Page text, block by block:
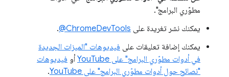
مطوّري البرامج".
يمكنك نشر تغريدة على ‎@ChromeDevTools
.
يمكنك إضافة تعليقات على فيديوهات "الميزات الجديدة
في أدوات مطوّري البرامج" على YouTube
أو فيديوهات
"نصائح حول أدوات مطوّري البرامج" على YouTube
.